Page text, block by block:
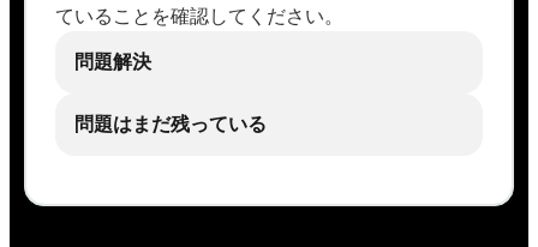
ていることを確認してください。
問題解決
問題はまだ残っている